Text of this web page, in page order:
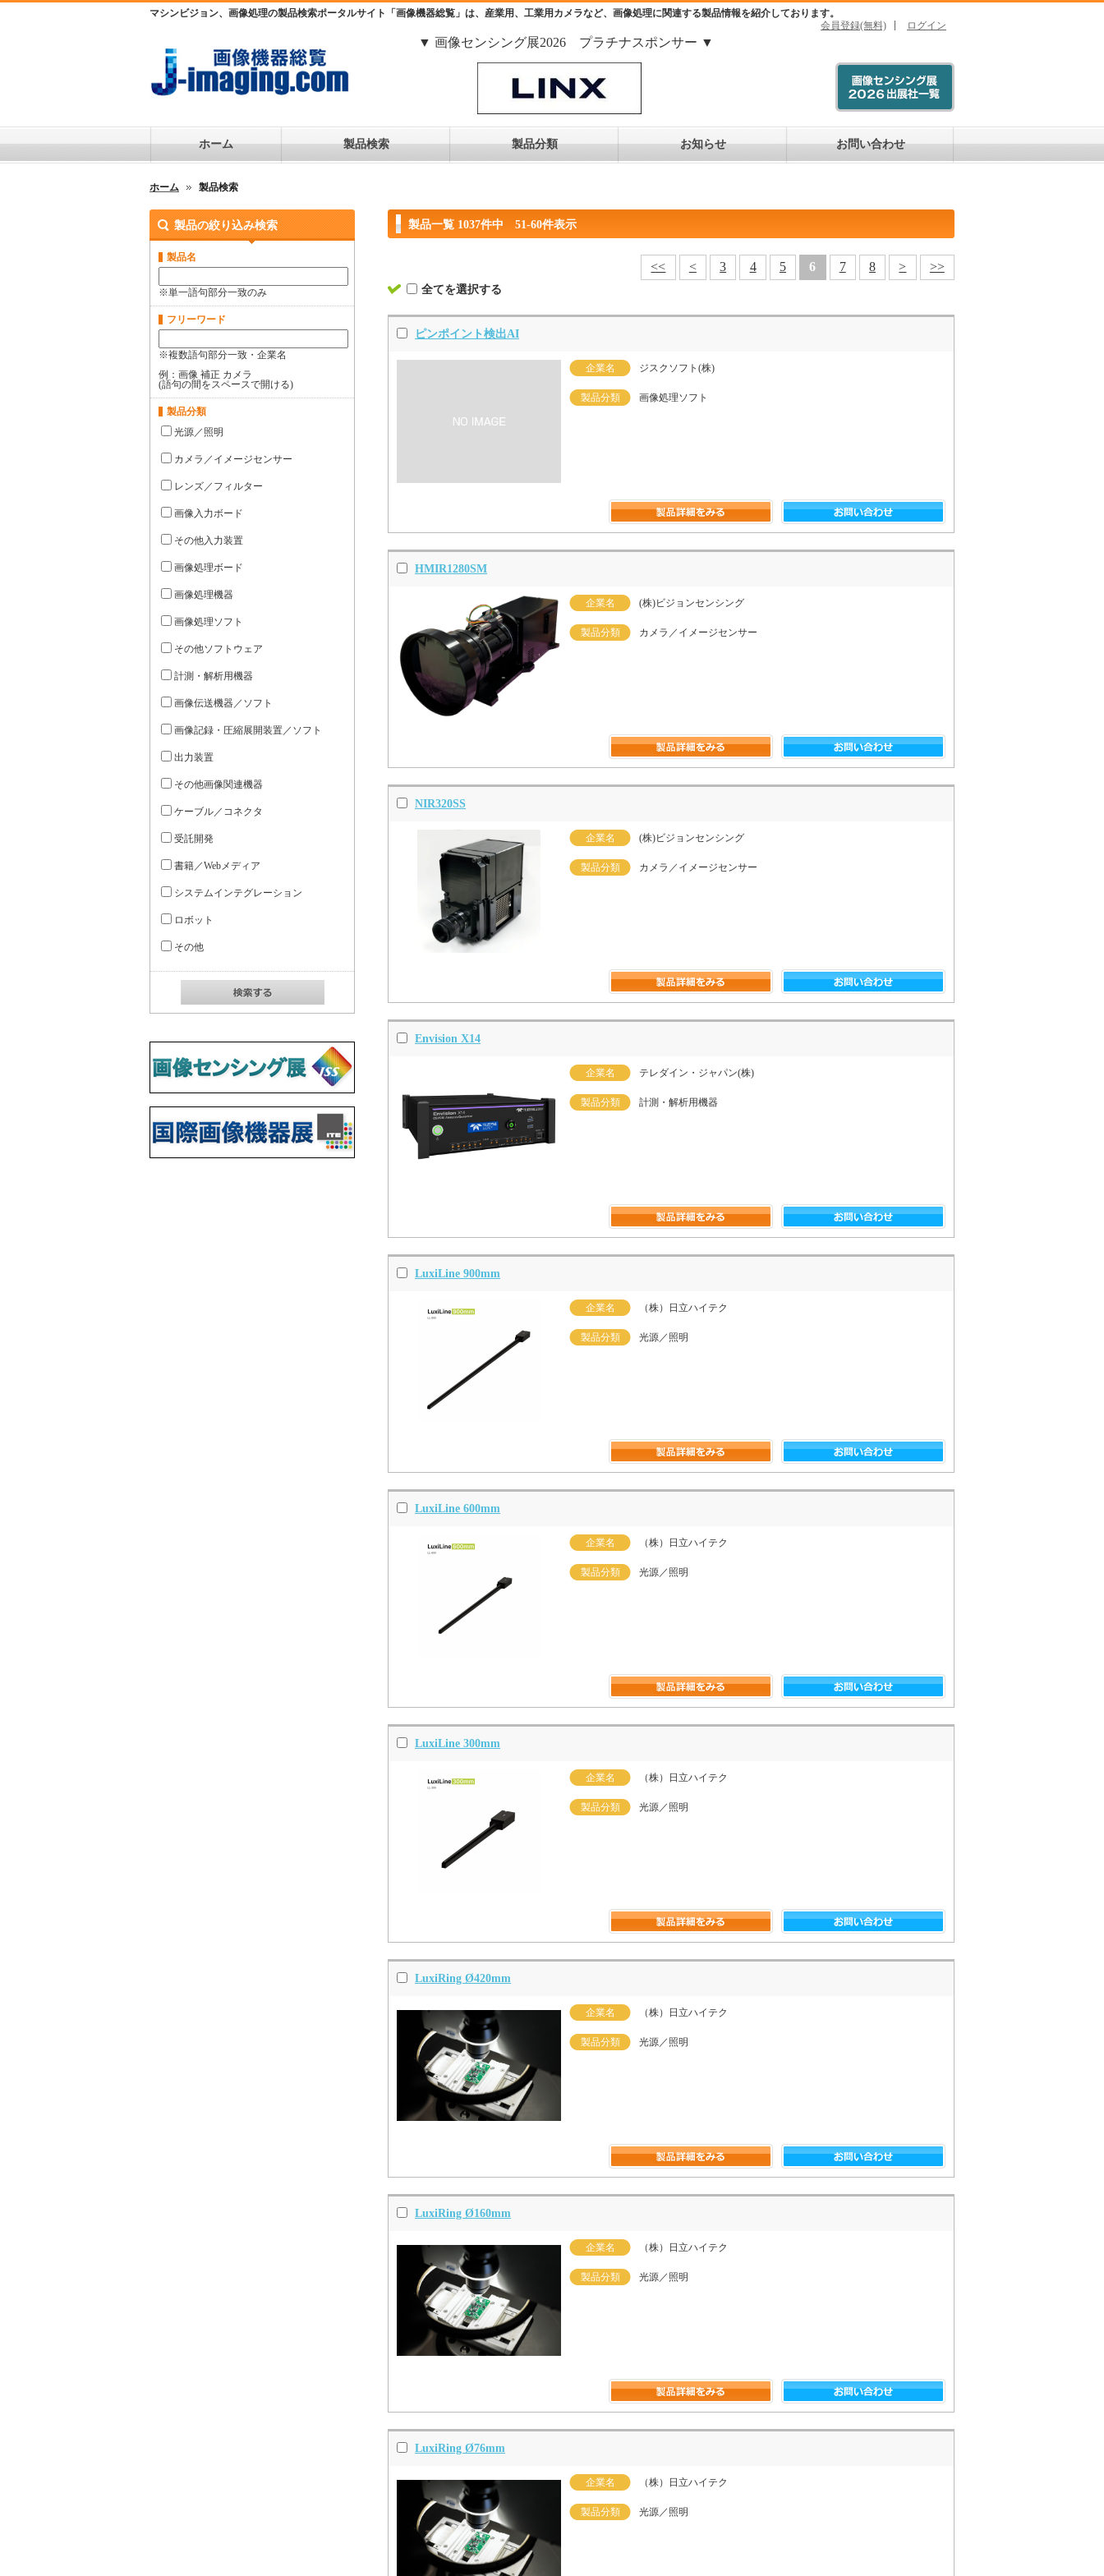
マシンビジョン、画像処理の製品検索ポータルサイト「画像機器総覧」は、産業用、工業用カメラなど、画像処理に関連する製品情報を紹介しております。
会員登録(無料)
ログイン
▼ 画像センシング展2026 プラチナスポンサー ▼
ホーム 製品検索 製品分類 お知らせ お問い合わせ
ホーム 製品検索
製品一覧 1037件中 51-60件表示
<< < 3 4 5 6 7 8 > >>
全てを選択する
ピンポイント検出AI
企業名 ジスクソフト(株)
製品分類 画像処理ソフト
HMIR1280SM
企業名 (株)ビジョンセンシング
製品分類 カメラ／イメージセンサー
NIR320SS
企業名 (株)ビジョンセンシング
製品分類 カメラ／イメージセンサー
Envision X14
企業名 テレダイン・ジャパン(株)
製品分類 計測・解析用機器
LuxiLine 900mm
企業名 （株）日立ハイテク
製品分類 光源／照明
LuxiLine 600mm
企業名 （株）日立ハイテク
製品分類 光源／照明
LuxiLine 300mm
企業名 （株）日立ハイテク
製品分類 光源／照明
LuxiRing Ø420mm
企業名 （株）日立ハイテク
製品分類 光源／照明
LuxiRing Ø160mm
企業名 （株）日立ハイテク
製品分類 光源／照明
LuxiRing Ø76mm
企業名 （株）日立ハイテク
製品分類 光源／照明
製品の絞り込み検索
製品名
※単一語句部分一致のみ
フリーワード
※複数語句部分一致・企業名
例：画像 補正 カメラ
(語句の間をスペースで開ける)
製品分類
光源／照明
カメラ／イメージセンサー
レンズ／フィルター
画像入力ボード
その他入力装置
画像処理ボード
画像処理機器
画像処理ソフト
その他ソフトウェア
計測・解析用機器
画像伝送機器／ソフト
画像記録・圧縮展開装置／ソフト
出力装置
その他画像関連機器
ケーブル／コネクタ
受託開発
書籍／Webメディア
システムインテグレーション
ロボット
その他